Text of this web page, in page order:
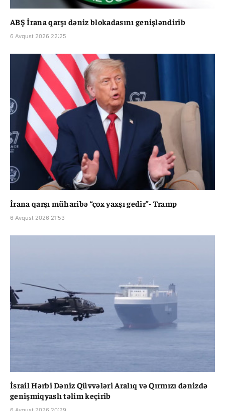
ABŞ İrana qarşı dəniz blokadasını genişləndirib
6 Avqust 2026 22:25
İrana qarşı müharibə “çox yaxşı gedir”- Tramp
6 Avqust 2026 21:53
İsrail Hərbi Dəniz Qüvvələri Aralıq və Qırmızı dənizdə
genişmiqyaslı təlim keçirib